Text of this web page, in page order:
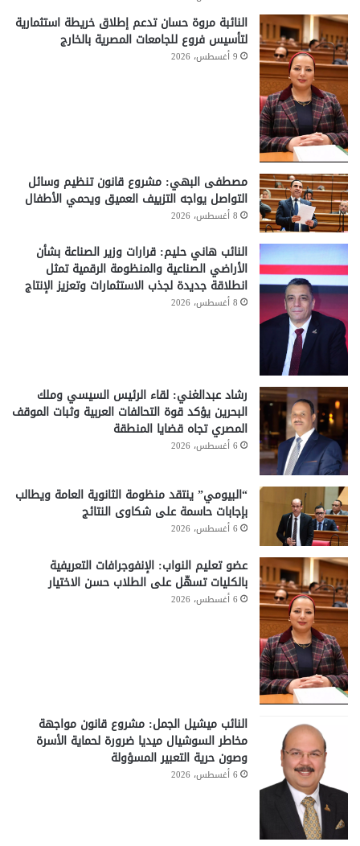
النائبة مروة حسان تدعم إطلاق خريطة استثمارية
لتأسيس فروع للجامعات المصرية بالخارج
9 أغسطس، 2026
مصطفى البهي: مشروع قانون تنظيم وسائل
التواصل يواجه التزييف العميق ويحمي الأطفال
8 أغسطس، 2026
النائب هاني حليم: قرارات وزير الصناعة بشأن
الأراضي الصناعية والمنظومة الرقمية تمثل
انطلاقة جديدة لجذب الاستثمارات وتعزيز الإنتاج
8 أغسطس، 2026
رشاد عبدالغني: لقاء الرئيس السيسي وملك
البحرين يؤكد قوة التحالفات العربية وثبات الموقف
المصري تجاه قضايا المنطقة
6 أغسطس، 2026
“البيومي” ينتقد منظومة الثانوية العامة ويطالب
بإجابات حاسمة على شكاوى النتائج
6 أغسطس، 2026
عضو تعليم النواب: الإنفوجرافات التعريفية
بالكليات تسهّل على الطلاب حسن الاختيار
6 أغسطس، 2026
النائب ميشيل الجمل: مشروع قانون مواجهة
مخاطر السوشيال ميديا ضرورة لحماية الأسرة
وصون حرية التعبير المسؤولة
6 أغسطس، 2026